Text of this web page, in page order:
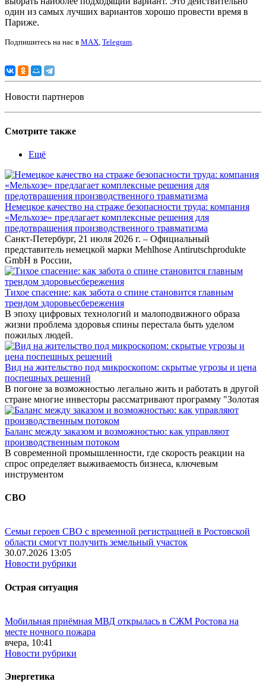
один из самых лучших вариантов хорошо провести время в
Париже.
Подпишитесь на нас в MAX, Telegram.
Новости партнеров
Смотрите также
Ещё
Немецкое качество на страже безопасности труда: компания
«Мельхозе» предлагает комплексные решения для
предотвращения производственного травматизма
Санкт-Петербург, 21 июля 2026 г. – Официальный
представитель немецкой марки Mehlhose Antirutschprodukte
GmbH в России,
Тихое спасение: как забота о спине становится главным
трендом здоровьесбережения
В эпоху цифровых технологий и малоподвижного образа
жизни проблема здоровья спины перестала быть уделом
пожилых людей.
Вид на жительство под микроскопом: скрытые угрозы и цена
поспешных решений
В погоне за возможностью легально жить и работать в другой
стране многие инвесторы рассматривают программу "Золотая
Баланс между заказом и возможностью: как управляют
производственным потоком
В современной промышленности, где скорость реакции на
спрос определяет выживаемость бизнеса, ключевым
инструментом
СВО
Семьи героев СВО с временной регистрацией в Ростовской
области смогут получить земельный участок
30.07.2026 13:05
Новости рубрики
Острая ситуация
Мобильная приёмная МВД открылась в СЖМ Ростова на
месте ночного пожара
вчера, 10:41
Новости рубрики
Энергетика